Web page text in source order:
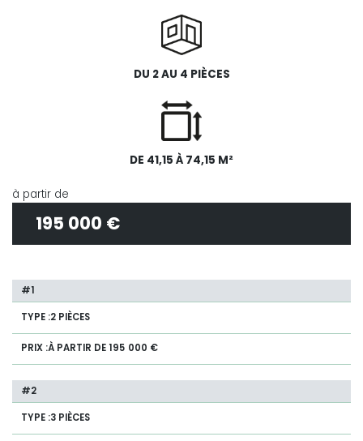
DU 2 AU 4 PIÈCES
DE 41,15 À 74,15 M²
à partir de
195 000 €
2 PIÈCES
À PARTIR DE 195 000 €
3 PIÈCES